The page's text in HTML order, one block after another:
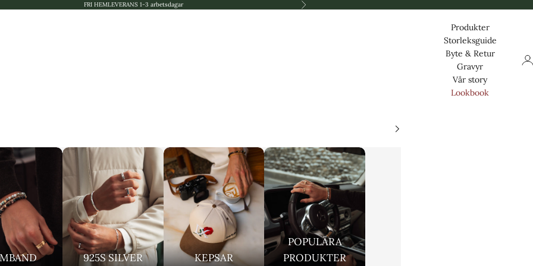
FRI HEMLEVERANS 1-3 arbetsdagar Nästa
Produkter
Storleksguide
Byte & Retur
Gravyr
Vår story
Lookbook
925S SILVER KEPSAR
POPULÄRA
PRODUKTER